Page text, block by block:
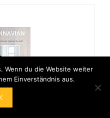
Wenn du die Website weiter
Einverständnis aus.